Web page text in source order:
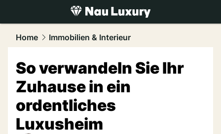
luxury.NAU.ch
Home Immobilien & Interieur
So verwandeln Sie Ihr
Zuhause in ein
ordentliches
Luxusheim